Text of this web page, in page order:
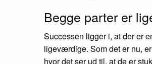
Begge parter er
Successen ligger i, at der er
ligeværdige. Som det er nu,
hvor det ser ud til, at de er